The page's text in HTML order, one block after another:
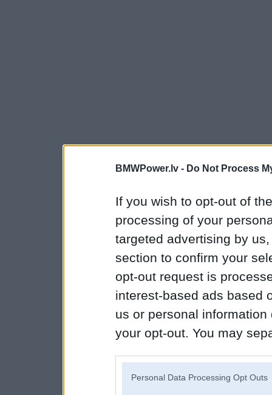
BMWPower.lv - Do Not Process
If you wish to opt-out of
processing of your
targeted advertising by
section to confirm your
opt-out request is
interest-based ads based
us or personal
your opt-out. You may
Personal Data Processing Opt Outs